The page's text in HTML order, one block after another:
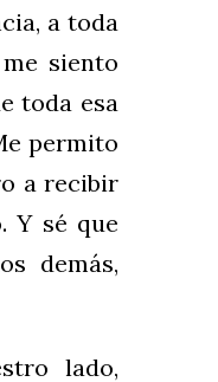
a toda
siento
toda esa
permito
a recibir
Y sé que
demás,
lado,